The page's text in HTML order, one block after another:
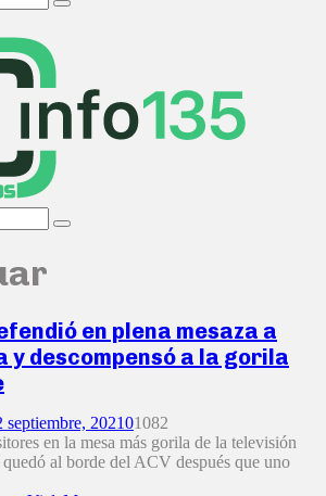
Search
Search
en plena mesaza a
y descompensó a la gorila
septiembre, 202101082
en la mesa más gorila de la televisión
al borde del ACV después que uno